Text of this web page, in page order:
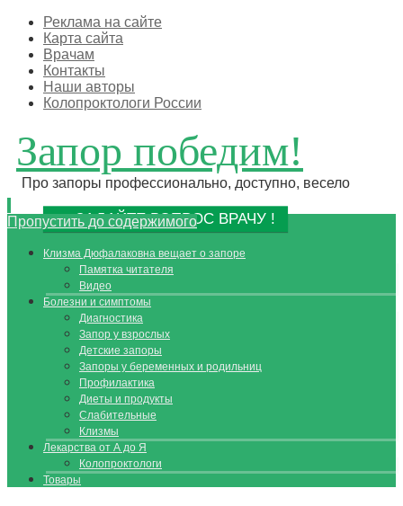
Реклама на сайте
Карта сайта
Врачам
Контакты
Наши авторы
Колопроктологи России
Запор победим!
Про запоры профессионально, доступно, весело
ЗАДАЙТЕ ВОПРОС ВРАЧУ !
Пропустить до содержимого
Клизма Дюфалаковна вещает о запоре
Памятка читателя
Видео
Болезни и симптомы
Диагностика
Запор у взрослых
Детские запоры
Запоры у беременных и родильниц
Профилактика
Диеты и продукты
Слабительные
Клизмы
Лекарства от А до Я
Колопроктологи
Товары